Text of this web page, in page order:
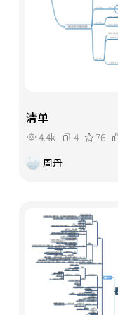
清单
4.4k 4 76
周丹